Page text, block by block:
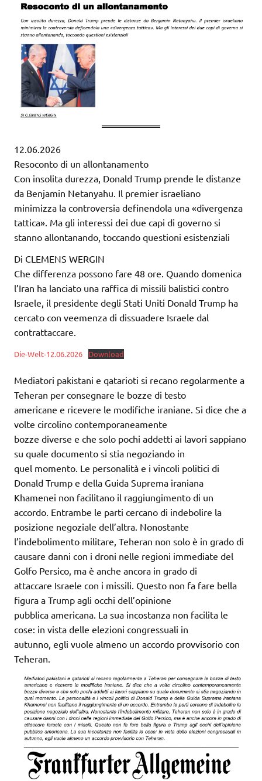
12.06.2026
Resoconto di un allontanamento
Con insolita durezza, Donald Trump prende le distanze
da Benjamin Netanyahu. Il premier israeliano
minimizza la controversia definendola una «divergenza
tattica». Ma gli interessi dei due capi di governo si
stanno allontanando, toccando questioni esistenziali
Di CLEMENS WERGIN
Che differenza possono fare 48 ore. Quando domenica
l’Iran ha lanciato una raffica di missili balistici contro
Israele, il presidente degli Stati Uniti Donald Trump ha
cercato con veemenza di dissuadere Israele dal
contrattaccare.
Die-Welt-12.06.2026 Download
Mediatori pakistani e qatarioti si recano regolarmente a
Teheran per consegnare le bozze di testo
americane e ricevere le modifiche iraniane. Si dice che a
volte circolino contemporaneamente
bozze diverse e che solo pochi addetti ai lavori sappiano
su quale documento si stia negoziando in
quel momento. Le personalità e i vincoli politici di
Donald Trump e della Guida Suprema iraniana
Khamenei non facilitano il raggiungimento di un
accordo. Entrambe le parti cercano di indebolire la
posizione negoziale dell’altra. Nonostante
l’indebolimento militare, Teheran non solo è in grado di
causare danni con i droni nelle regioni immediate del
Golfo Persico, ma è anche ancora in grado di
attaccare Israele con i missili. Questo non fa fare bella
figura a Trump agli occhi dell’opinione
pubblica americana. La sua incostanza non facilita le
cose: in vista delle elezioni congressuali in
autunno, egli vuole almeno un accordo provvisorio con
Teheran.